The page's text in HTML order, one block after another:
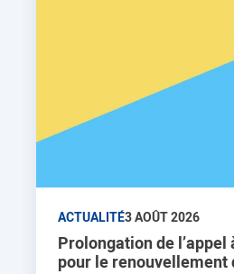
ACTUALITÉ3 AOÛT 2026
Prolongation de
pour le renouvellement